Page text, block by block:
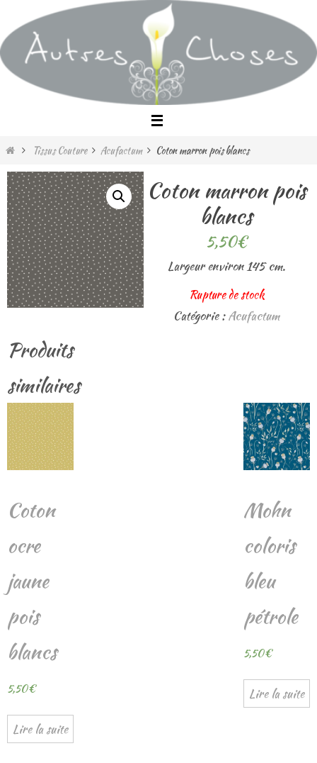
vers
le
contenu
HomeTissus Couture Acufactum Coton marron pois blancs
Coton marron pois
blancs
5,50€
Largeur environ 145 cm.
Rupture de stock
Catégorie :Acufactum
Produits
similaires
Coton
ocre
jaune
pois
blancs
5,50€
Lire la suite
Mohn
coloris
bleu
pétrole
5,50€
Lire la suite